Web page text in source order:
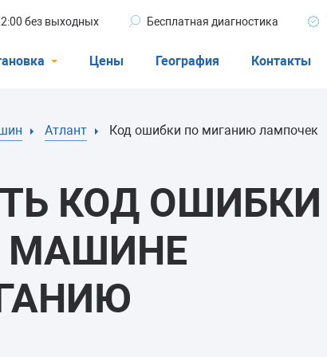
без выходных Бесплатная диагностика
Посудомоечные машины
Цены География Контакты
Атлант Код ошибки по миганию лампочек
КОД ОШИБКИ
МАШИНЕ